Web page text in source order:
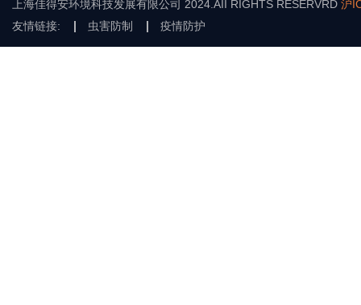
上海佳得安环境科技发展有限公司 2024.AII RIGHTS RESERVRD 沪
友情链接:
虫害防制 疫情防护